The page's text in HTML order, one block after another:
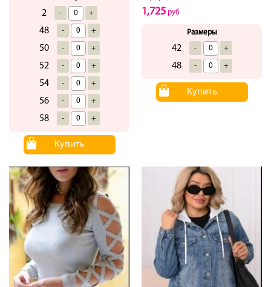
2 - +
48 - +
50 - +
52 - +
54 - +
56 - +
58 - +
Купить
1,725 руб
Размеры
42 - +
48 - +
Купить